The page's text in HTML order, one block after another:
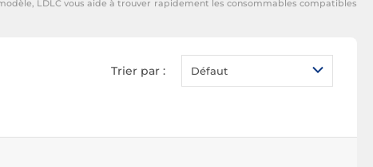
Toner jaune
LDLC vous aide à trouver rapidement les consommables compatibles
Trier par : Défaut